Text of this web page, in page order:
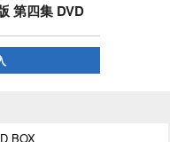
第四集 DVD
BOX